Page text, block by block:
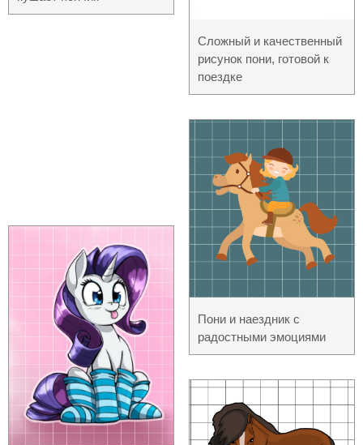
Сложный и качественный
рисунок пони, готовой к
поездке
Пони и наездник с
радостными эмоциями